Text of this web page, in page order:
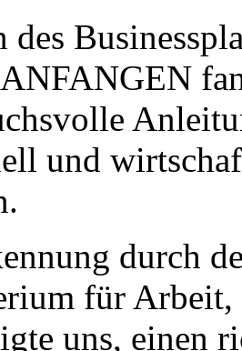
des
und
durch
für
uns, einen